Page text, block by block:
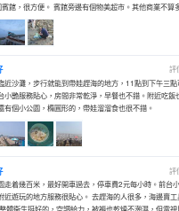
館，很方便。 賓館旁邊有個物美超市。其他商業不算
評
近沙灘，步行就能到帶娃趕海的地方，11點到下午三
小艷服務貼心，房間非常乾淨，早餐也不錯。附近吃飯
有個小公園，橢圓形的，帶娃溜溜食也很不錯。
評
走着幾百米，最好開車過去，停車費2元每小時。前台
近遊玩的地方服務很貼心。 去趕海的人很多，海邊賣